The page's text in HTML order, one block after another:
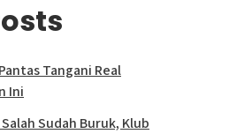
Tangani Real
Ini
Sudah Buruk, Klub